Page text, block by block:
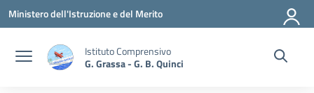
Vai ai contenuti
Vai al menu di navigazione
Vai al footer
Ministero dell'Istruzione e del Merito
Istituto Comprensivo
G. Grassa - G. B. Quinci